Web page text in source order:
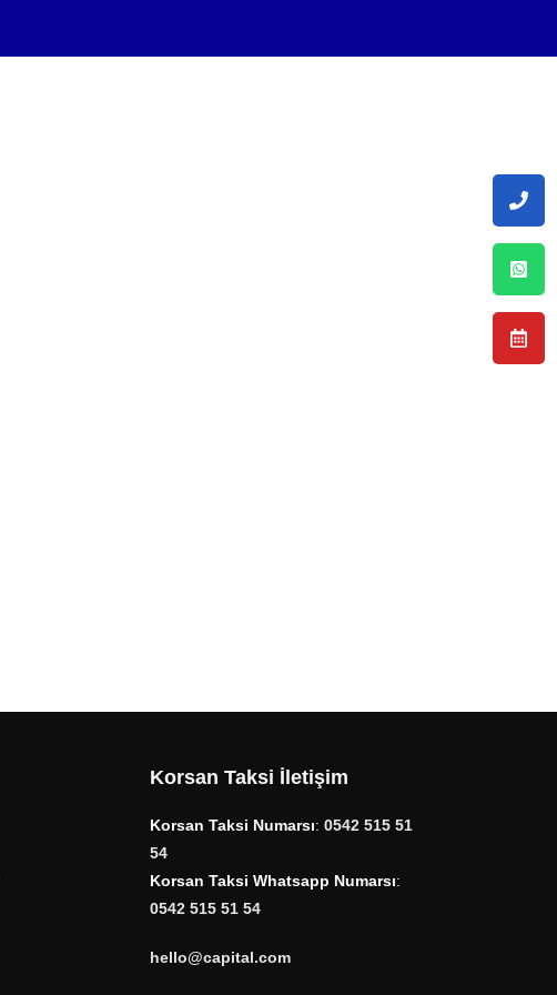
Korsan Taksi İletişim
Korsan Taksi Numarsı: 0542 515 51
54
Korsan Taksi Whatsapp Numarsı:
0542 515 51 54
hello@capital.com